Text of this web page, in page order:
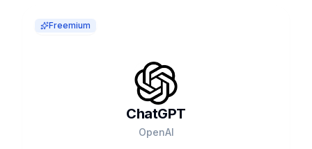
Freemium
ChatGPT
OpenAI